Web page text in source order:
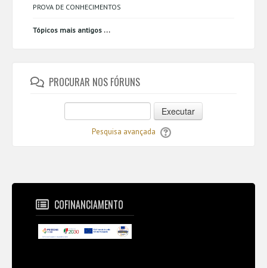
PROVA DE CONHECIMENTOS
Tópicos mais antigos ...
PROCURAR NOS FÓRUNS
Executar
Pesquisa avançada
COFINANCIAMENTO